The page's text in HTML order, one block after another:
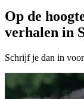
Op de
verhalen in
Schrijf je dan in